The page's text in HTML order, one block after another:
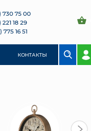
730 75 00
18 29
16 51
КОНТАКТЫ